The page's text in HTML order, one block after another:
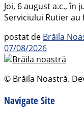
Joi, 6 august a.c., în
Serviciului Rutier au
postat de Brăila
07/08/2026
© Brăila Noastră.
Navigate Site